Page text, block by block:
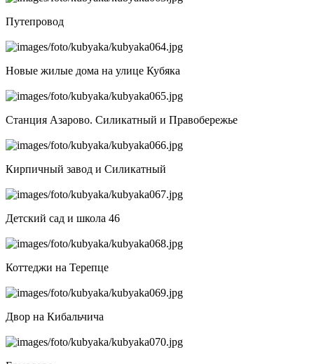
Путепровод
Новые жилые дома на улице Кубяка
Станция Азарово. Силикатный и Правобережье
Кирпичный завод и Силикатный
Детский сад и школа 46
Коттеджи на Терепце
Двор на Кибальчича